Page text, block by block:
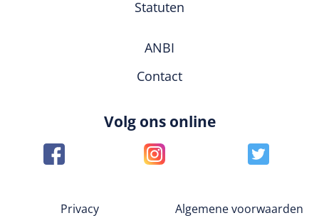
Statuten
ANBI
Contact
Volg ons online
Privacy Algemene voorwaarden